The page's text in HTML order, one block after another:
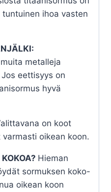
ihoa vasten
metalleja
eettisyys on
hyvä
on koot
oikean koon.
Hieman
sormuksen koko-
oikean koon